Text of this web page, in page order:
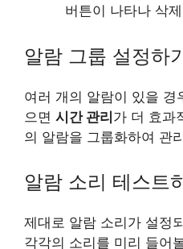
버튼이 나타나 삭
알람 그룹 설정하
여러 개의 알람이 있을 경
으면 시간 관리가 더 효과
의 알람을 그룹화하여 관
알람 소리 테스트
제대로 알람 소리가 설정
각각의 소리를 미리 들어